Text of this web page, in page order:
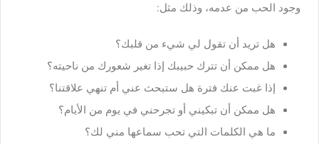
وجود الحب من عدمه، وذلك مثل:
هل تريد أن تقول لي شيء من قلبك؟
هل ممكن أن تترك حبيبك إذا تغير شعورك من ناحيته؟
إذا غبت عنك فترة هل ستبحث عني أم تنهي علاقتنا؟
هل ممكن أن تبكيني أو تجرحني في يوم من الأيام؟
ما هي الكلمات التي تحب سماعها مني لك؟